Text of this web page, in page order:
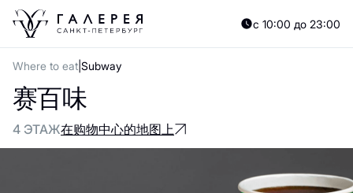
с 10:00 до 23:00
Where to eat Subway
赛百味
4 ЭТАЖ在购物中心的地图上